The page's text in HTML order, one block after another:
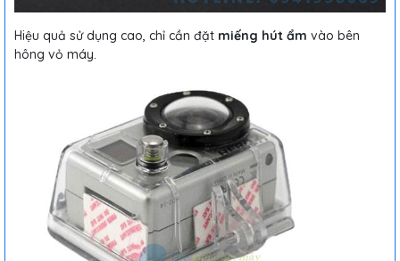
Hiệu quả sử dụng cao, chỉ cần đặt miếng hút ẩm vào bên
hông vỏ máy.